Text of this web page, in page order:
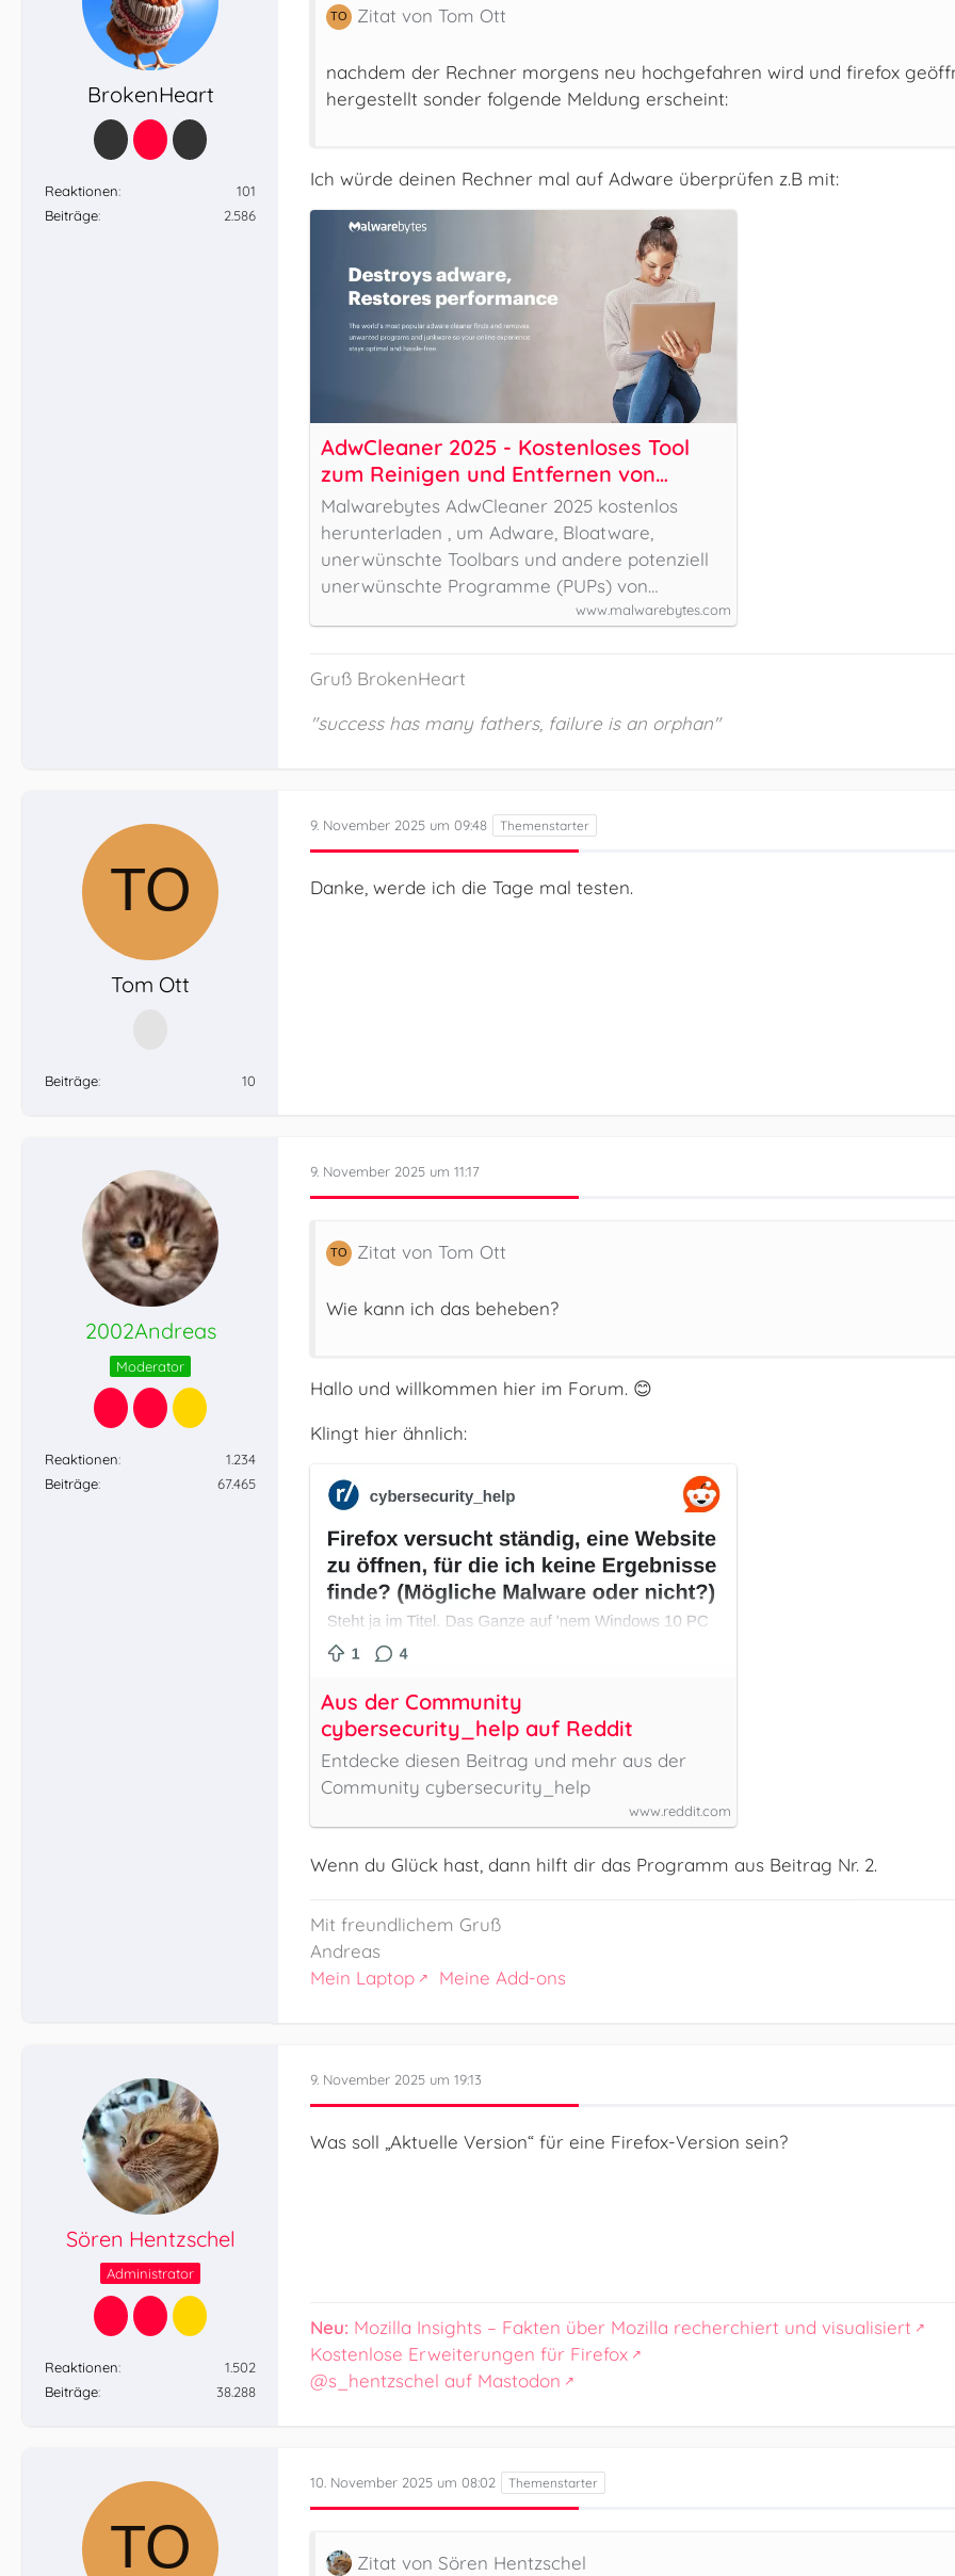
BrokenHeart
Reaktionen
101
Beiträge
2.586
Zitat von Tom Ott
nachdem der Rechner morgens neu hochgefahren wird und firefox
hergestellt sonder folgende Meldung erscheint:
Ich würde deinen Rechner mal auf Adware überprüfen z.B mit:
AdwCleaner 2025 - Kostenloses Tool
zum Reinigen und Entfernen von
Adware | Malwarebytes
Malwarebytes AdwCleaner 2025 kostenlos
herunterladen , um Adware, Bloatware,
unerwünschte Toolbars und andere potenziell
unerwünschte Programme (PUPs) von…
www.malwarebytes.com
Gruß BrokenHeart
"success has many fathers, failure is an orphan"
Tom Ott
Beiträge 10
9. November 2025 um 09:48
Danke, werde ich die Tage mal testen.
2002Andreas
Moderator
Reaktionen
1.234
Beiträge
67.465
9. November 2025 um 11:17
Zitat von Tom Ott
Wie kann ich das beheben?
Hallo und willkommen hier im Forum. 😊
Klingt hier ähnlich:
Aus der Community
cybersecurity_help auf Reddit
Entdecke diesen Beitrag und mehr aus der
Community cybersecurity_help
www.reddit.com
Wenn du Glück hast, dann hilft dir das Programm aus Beitrag Nr. 2.
Mit freundlichem Gruß
Andreas
Mein Laptop
Meine Add-ons
Sören Hentzschel
Administrator
Reaktionen
1.502
Beiträge
38.288
9. November 2025 um 19:13
Was soll „Aktuelle Version“ für eine Firefox-Version sein?
Neu: Mozilla Insights – Fakten über Mozilla recherchiert und visualisiert
Kostenlose Erweiterungen für Firefox
@s_hentzschel auf Mastodon
10. November 2025 um 08:02
Zitat von Sören Hentzschel